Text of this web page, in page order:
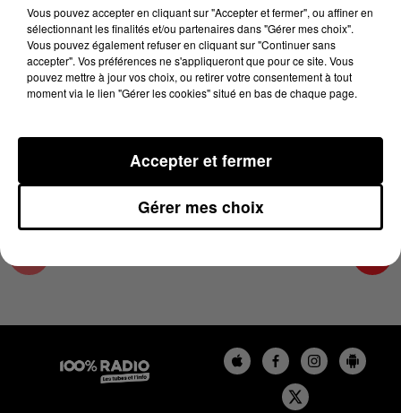
25 novembre 2024 - 4 min 21 sec
LES INFOS DU COMMINGES DU 25/11/2024 À
18H00
Podcast infos du Comminges
Vous pouvez accepter en cliquant sur "Accepter et fermer", ou affiner en
sélectionnant les finalités et/ou partenaires dans "Gérer mes choix".
Vous pouvez également refuser en cliquant sur "Continuer sans
accepter". Vos préférences ne s'appliqueront que pour ce site. Vous
pouvez mettre à jour vos choix, ou retirer votre consentement à tout
moment via le lien "Gérer les cookies" situé en bas de chaque page.
Gérer mes choix
Accepter et fermer